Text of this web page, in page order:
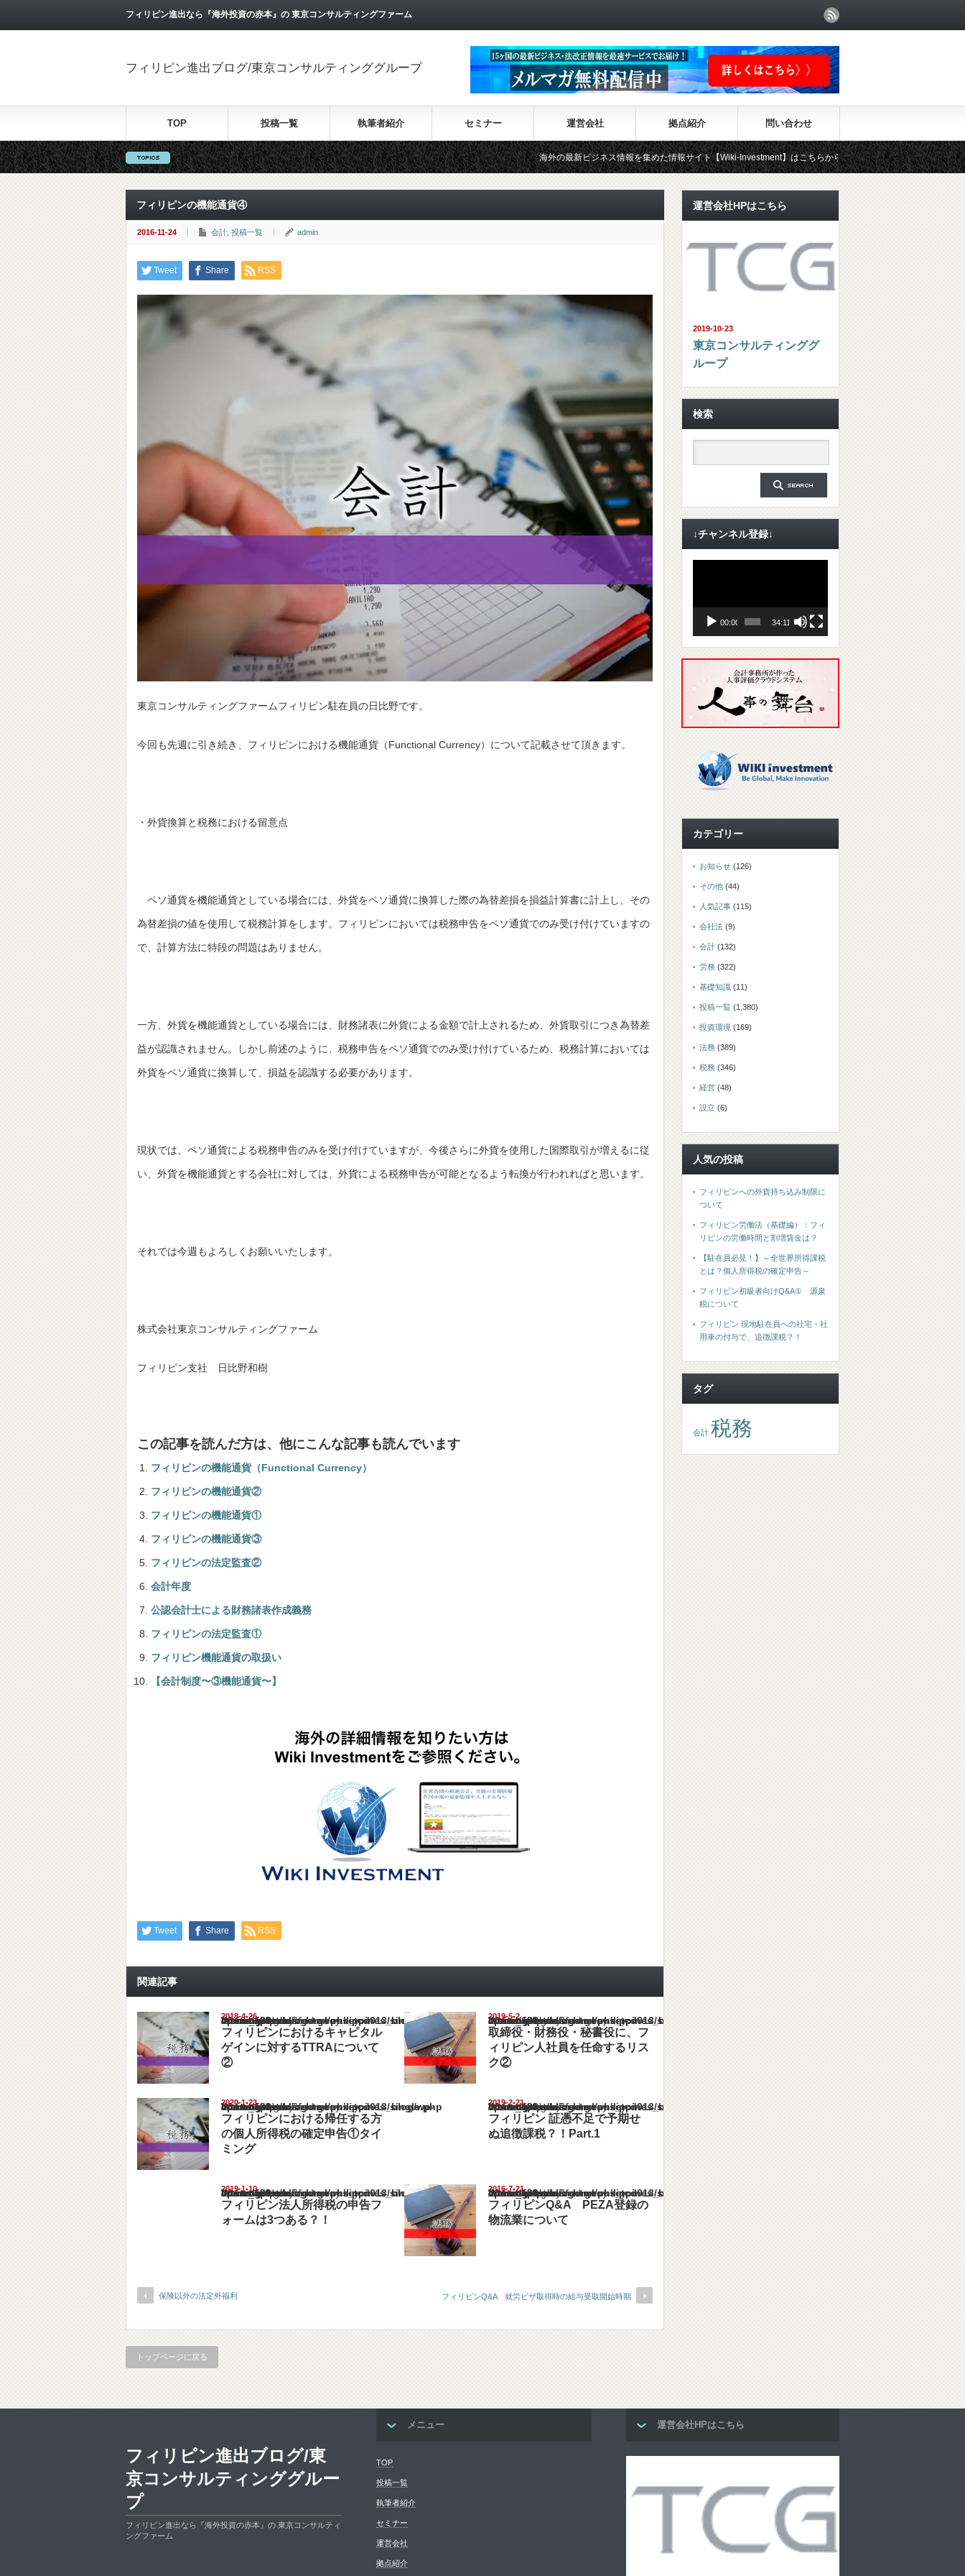
フィリピン進出なら『海外投資の赤本』の 東京コンサルティングファーム
フィリピン進出ブログ/東京コンサルティンググループ
TOP 投稿一覧 執筆者紹介 セミナー 運営会社 拠点紹介 問い合わせ
海外の最新ビジネス情報を集めた情報サイト【Wiki-Investment】はこちらから！！
フィリピンの機能通貨④
2016-11-24 会計 投稿一覧 admin
Tweet Share RSS
東京コンサルティングファームフィリピン駐在員の日比野です。
今回も先週に引き続き、フィリピンにおける機能通貨（Functional Currency）について記載させて頂きます。
・外貨換算と税務における留意点
ペソ通貨を機能通貨としている場合には、外貨をペソ通貨に換算した際の為替差損を損益計算書に計上し、その
為替差損の値を使用して税務計算をします。フィリピンにおいては税務申告をペソ通貨でのみ受け付けていますの
で、計算方法に特段の問題はありません。
一方、外貨を機能通貨としている場合には、財務諸表に外貨による金額で計上されるため、外貨取引につき為替差
益が認識されません。しかし前述のように、税務申告をペソ通貨でのみ受け付けているため、税務計算においては
外貨をペソ通貨に換算して、損益を認識する必要があります。
現状では、ペソ通貨による税務申告のみを受け付けていますが、今後さらに外貨を使用した国際取引が増えるに従
い、外貨を機能通貨とする会社に対しては、外貨による税務申告が可能となるよう転換が行われればと思います。
それでは今週もよろしくお願いいたします。
株式会社東京コンサルティングファーム
フィリピン支社 日比野和樹
この記事を読んだ方は、他にこんな記事も読んでいます
フィリピンの機能通貨（Functional Currency）
フィリピンの機能通貨②
フィリピンの機能通貨①
フィリピンの機能通貨③
フィリピンの法定監査②
会計年度
公認会計士による財務諸表作成義務
フィリピンの法定監査①
フィリピン機能通貨の取扱い
【会計制度〜③機能通貨〜】
Tweet Share RSS
関連記事
2018-4-26
Warning
: Undefined array key "show_category" in
/home/netst/kuno-cpa.co.jp/public_html/philippines_blog/wp-content/themes/gorgeous_tcd013/single.php
on line183
フィリピンにおけるキャピタル
ゲインに対するTTRAについて
②
2019-5-2
Warning
: Undefined array key "show_category" in
/home/netst/kuno-cpa.co.jp/public_html/philippines_blog/wp-content/themes/gorgeous_tcd013/single.php
on line183
取締役・財務役・秘書役に、フ
ィリピン人社員を任命するリス
ク②
2020-1-23
Warning
: Undefined array key "show_category" in
/home/netst/kuno-cpa.co.jp/public_html/philippines_blog/wp-content/themes/gorgeous_tcd013/single.php
on line183
フィリピンにおける帰任する方
の個人所得税の確定申告①タイ
ミング
2019-2-21
Warning
: Undefined array key "show_category" in
/home/netst/kuno-cpa.co.jp/public_html/philippines_blog/wp-content/themes/gorgeous_tcd013/single.php
on line183
フィリピン 証憑不足で予期せ
ぬ追徴課税？！Part.1
2019-1-10
Warning
: Undefined array key "show_category" in
/home/netst/kuno-cpa.co.jp/public_html/philippines_blog/wp-content/themes/gorgeous_tcd013/single.php
on line183
フィリピン法人所得税の申告フ
ォームは3つある？！
2016-7-21
Warning
: Undefined array key "show_category" in
/home/netst/kuno-cpa.co.jp/public_html/philippines_blog/wp-content/themes/gorgeous_tcd013/single.php
on line183
フィリピンQ&A PEZA登録の
物流業について
保険以外の法定外福利 フィリピンQ&A 就労ビザ取得時の給与受取開始時期
トップページに戻る
運営会社HPはこちら
2019-10-23
東京コンサルティンググ
ループ
検索
↓チャンネル登録↓
ー
00:00 34:11
カテゴリー
お知らせ (126)
その他 (44)
人気記事 (115)
会社法 (9)
会計 (132)
労務 (322)
基礎知識 (11)
投稿一覧 (1,380)
投資環境 (169)
法務 (389)
税務 (346)
経営 (48)
設立 (6)
人気の投稿
フィリピンへの外貨持ち込み制限に
ついて
フィリピン労働法（基礎編）：フィ
リピンの労働時間と割増賃金は？
【駐在員必見！】～全世界所得課税
とは？個人所得税の確定申告～
フィリピン初級者向けQ&A① 源泉
税について
フィリピン 現地駐在員への社宅・社
用車の付与で、追徴課税？！
タグ
会計 税務
メニュー
TOP
投稿一覧
執筆者紹介
セミナー
運営会社
拠点紹介
運営会社HPはこちら
フィリピン進出ブログ/東
京コンサルティンググルー
プ
フィリピン進出なら『海外投資の赤本』の 東京コンサルティ
ングファーム